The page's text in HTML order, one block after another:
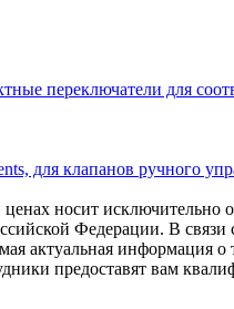
переключатели для
для клапанов ручного
носит
Федерации. В
актуальная информация
предоставят вам